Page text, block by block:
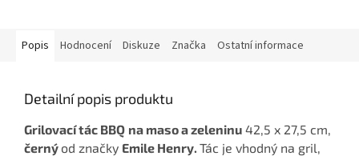
Popis Hodnocení Diskuze Značka Ostatní informace
Detailní popis produktu
Grilovací tác BBQ na maso a zeleninu 42,5 x 27,5 cm,
černý od značky Emile Henry. Tác je vhodný na gril,